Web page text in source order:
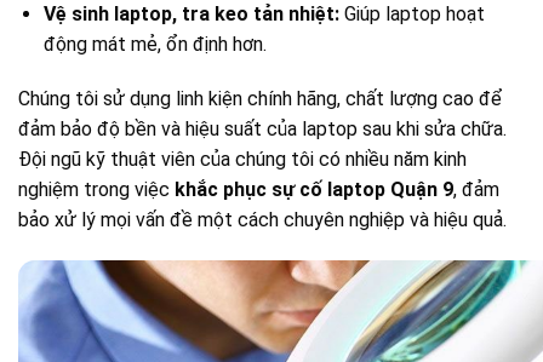
Vệ sinh laptop, tra keo tản nhiệt:Giúp laptop hoạt
động mát mẻ, ổn định hơn.
Chúng tôi sử dụng linh kiện chính hãng, chất lượng cao để
đảm bảo độ bền và hiệu suất của laptop sau khi sửa chữa.
Đội ngũ kỹ thuật viên của chúng tôi có nhiều năm kinh
nghiệm trong việc khắc phục sự cố laptop Quận 9, đảm
bảo xử lý mọi vấn đề một cách chuyên nghiệp và hiệu quả.